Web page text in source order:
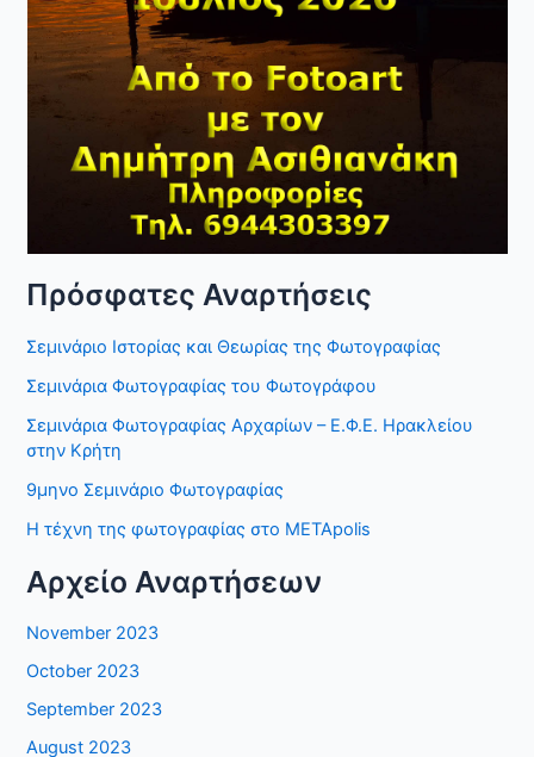
Πρόσφατες Αναρτήσεις
Σεμινάριο Ιστορίας και Θεωρίας της Φωτογραφίας
Σεμινάρια Φωτογραφίας του Φωτογράφου
Σεμινάρια Φωτογραφίας Αρχαρίων – Ε.Φ.Ε. Ηρακλείου
στην Κρήτη
9μηνο Σεμινάριο Φωτογραφίας
Η τέχνη της φωτογραφίας στο METApolis
Αρχείο Αναρτήσεων
November 2023
October 2023
September 2023
August 2023